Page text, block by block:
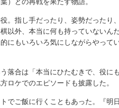
指し手だったり、姿勢だったり
以外、本当に何も持っていないん
にもいろいろ気にしながらやって
合は「本当にひたむきで、役に
ロケでのエピソードも披露した。
ご飯に行くこともあった。『明